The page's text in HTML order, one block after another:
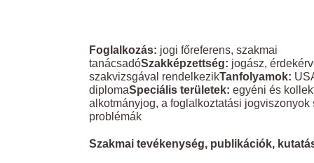
Foglalkozás: jogi főreferens, szakmai
tanácsadóSzakképzettség: jogász,
szakvizsgával rendelkezikTanfolyamok:
diplomaSpeciális területek: egyéni és
alkotmányjog, a foglalkoztatási
problémák
Szakmai tevékenység, publikációk,